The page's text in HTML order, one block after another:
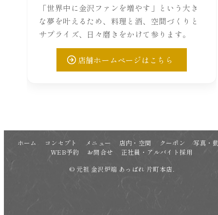
「世界中に金沢ファンを増やす」という大き
な夢を叶えるため、料理と酒、空間づくりと
サプライズ、日々磨きをかけて参ります。
店舗ホームページはこちら
ホーム コンセプト メニュー 店内・空間 クーポン
写真・
WEB予約
お問合せ
正社員・アルバイト採用
© 元祖 金沢炉端 あっぱれ 片町本店.